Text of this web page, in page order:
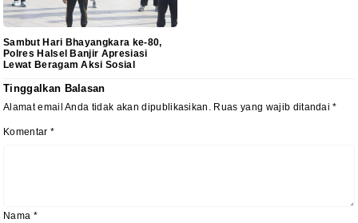
Sambut Hari Bhayangkara ke-80,
Polres Halsel Banjir Apresiasi
Lewat Beragam Aksi Sosial
Tinggalkan Balasan
Alamat email Anda tidak akan dipublikasikan. Ruas yang wajib ditandai*
Komentar *
Nama *